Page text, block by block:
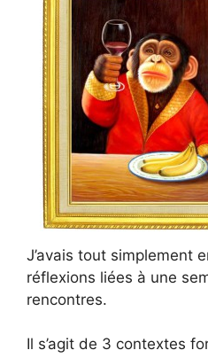
J’avais tout simplement
réflexions liées à une
rencontres.
Il s’agit de 3 contextes